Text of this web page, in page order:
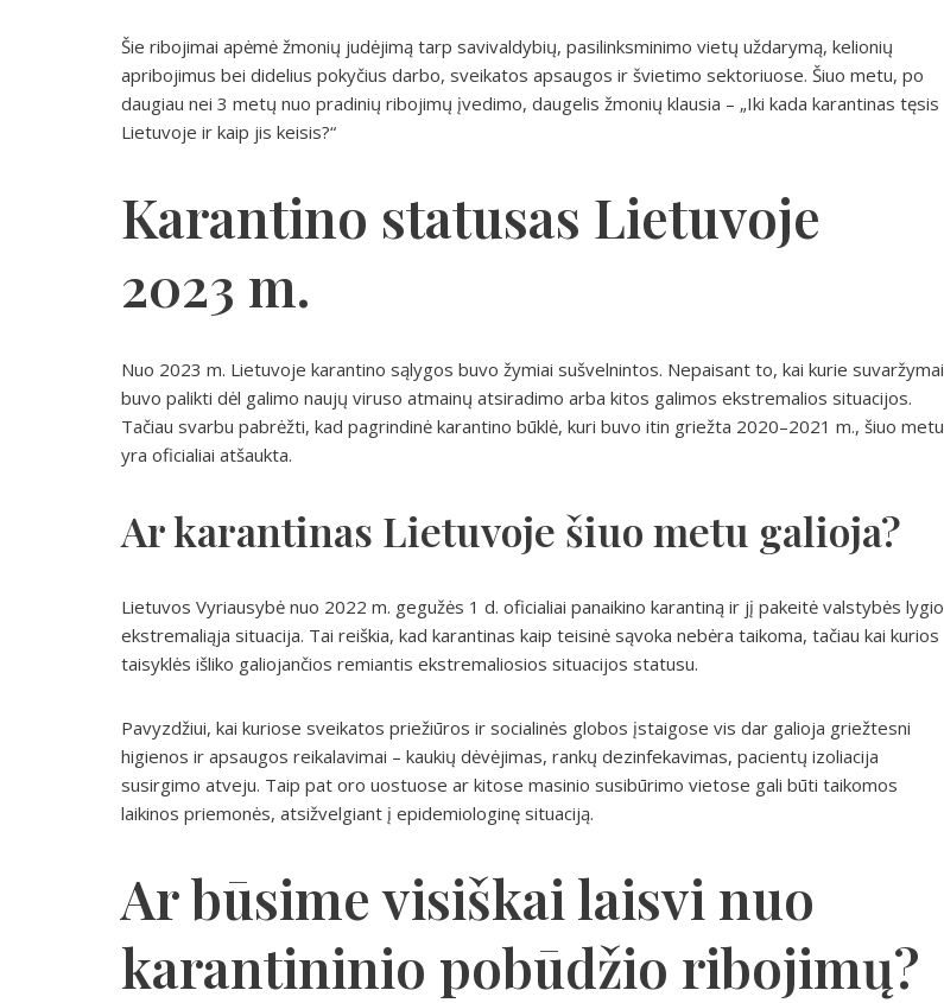
Šie ribojimai apėmė žmonių judėjimą tarp savivaldybių, pasilinksminimo vietų uždarymą, kelionių
apribojimus bei didelius pokyčius darbo, sveikatos apsaugos ir švietimo sektoriuose. Šiuo metu, po
daugiau nei 3 metų nuo pradinių ribojimų įvedimo, daugelis žmonių klausia – „Iki kada karantinas tęsis
Lietuvoje ir kaip jis keisis?“
Karantino statusas Lietuvoje
2023 m.
Nuo 2023 m. Lietuvoje karantino sąlygos buvo žymiai sušvelnintos. Nepaisant to, kai kurie suvaržymai
buvo palikti dėl galimo naujų viruso atmainų atsiradimo arba kitos galimos ekstremalios situacijos.
Tačiau svarbu pabrėžti, kad pagrindinė karantino būklė, kuri buvo itin griežta 2020–2021 m., šiuo metu
yra oficialiai atšaukta.
Ar karantinas Lietuvoje šiuo metu galioja?
Lietuvos Vyriausybė nuo 2022 m. gegužės 1 d. oficialiai panaikino karantiną ir jį pakeitė valstybės lygio
ekstremaliąja situacija. Tai reiškia, kad karantinas kaip teisinė sąvoka nebėra taikoma, tačiau kai kurios
taisyklės išliko galiojančios remiantis ekstremaliosios situacijos statusu.
Pavyzdžiui, kai kuriose sveikatos priežiūros ir socialinės globos įstaigose vis dar galioja griežtesni
higienos ir apsaugos reikalavimai – kaukių dėvėjimas, rankų dezinfekavimas, pacientų izoliacija
susirgimo atveju. Taip pat oro uostuose ar kitose masinio susibūrimo vietose gali būti taikomos
laikinos priemonės, atsižvelgiant į epidemiologinę situaciją.
Ar būsime visiškai laisvi nuo
karantininio pobūdžio ribojimų?